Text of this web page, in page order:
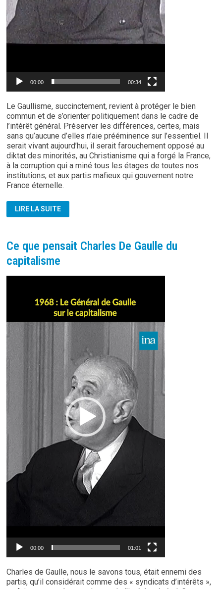
00:00 00:34
Le Gaullisme, succinctement, revient à protéger le bien
commun et de s’orienter politiquement dans le cadre de
l’intérêt général. Préserver les différences, certes, mais
sans qu’aucune d’elles n’aie prééminence sur l’essentiel. Il
serait vivant aujourd’hui, il serait farouchement opposé au
diktat des minorités, au Christianisme qui a forgé la France,
à la corruption qui a miné tous les étages de toutes nos
institutions, et aux partis mafieux qui gouvernent notre
France éternelle.
CHARLES
DE
GAULLISME
LIRE LA SUITE
Ce que pensait Charles De Gaulle du
capitalisme
00:00 01:01
Charles de Gaulle, nous le savons tous, était ennemi des
partis, qu’il considérait comme des « syndicats d’intérêts »,